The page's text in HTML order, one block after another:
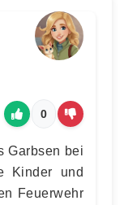
0
Garbsen bei
Kinder und
Feuerwehr